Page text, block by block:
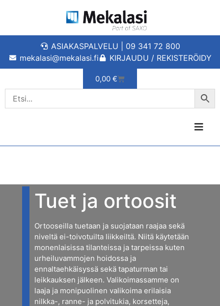
ASIAKASPALVELU | 09 341 72 800
mekalasi@mekalasi.fi
KIRJAUDU / REKISTERÖIDY
0,00 €
Tuet ja ortoosit
Ortooseilla tuetaan ja suojataan raajaa sekä
niveltä ei-toivotuilta liikkeiltä. Niitä käytetään
monenlaisissa tilanteissa ja tarpeissa kuten
urheiluvammojen hoidossa ja
ennaltaehkäisyssä sekä tapaturman tai
leikkauksen jälkeen. Valikoimassamme on
laaja ja monipuolinen valikoima erilaisia
nilkka-, ranne- ja polvitukia, korsetteja,